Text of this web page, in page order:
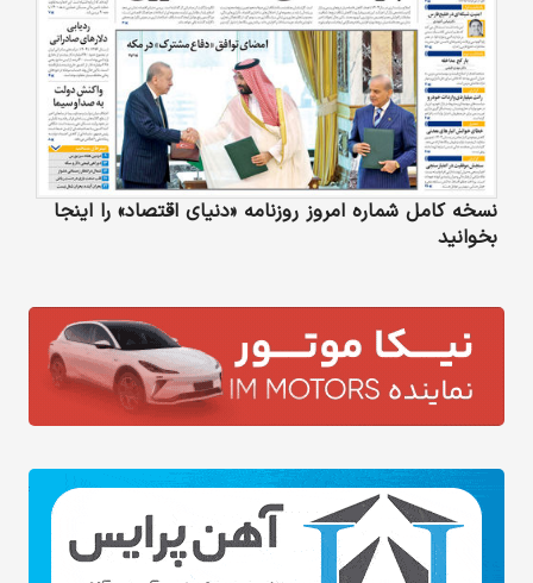
نسخه کامل شماره امروز روزنامه «دنیای‌ اقتصاد» را اینجا
بخوانید